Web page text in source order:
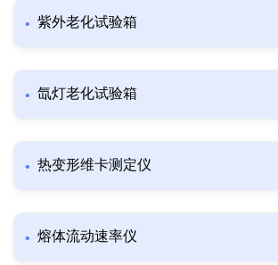
紫外老化试验箱
氙灯老化试验箱
热变形维卡测定仪
熔体流动速率仪